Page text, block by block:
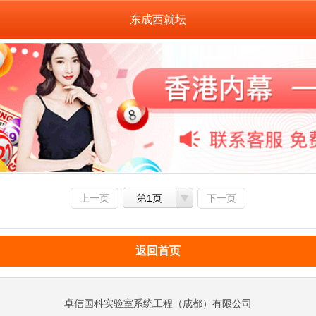
东成西就坛
上一页 第1页 下一页
返回首页
卓信国科实验室系统工程（成都）有限公司